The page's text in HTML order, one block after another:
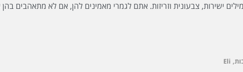
ישירות, צבעונית וזריזות. אתם לגמרי מאמינים להן, אם לא מתאהבים
Eli